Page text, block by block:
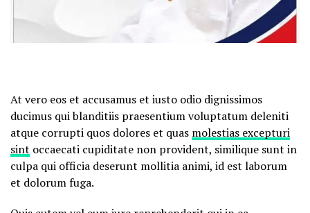
At vero eos et accusamus et iusto odio dignissimos
ducimus qui blanditiis praesentium voluptatum deleniti
atque corrupti quos dolores et quas molestias excepturi
sint occaecati cupiditate non provident, similique sunt in
culpa qui officia deserunt mollitia animi, id est laborum
et dolorum fuga.